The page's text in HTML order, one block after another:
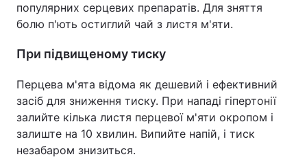
популярних серцевих препаратів. Для зняття
болю п'ють остиглий чай з листя м'яти.
При підвищеному тиску
Перцева м'ята відома як дешевий і ефективний
засіб для зниження тиску. При нападі гіпертонії
залийте кілька листя перцевої м'яти окропом і
залиште на 10 хвилин. Випийте напій, і тиск
незабаром знизиться.